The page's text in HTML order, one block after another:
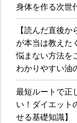
身体を作る次世
【読んだ直後
が本当は教えた
悩まない方法を
わかりやすい油
最短ルートで正
い！ダイエット
せる基礎知識】